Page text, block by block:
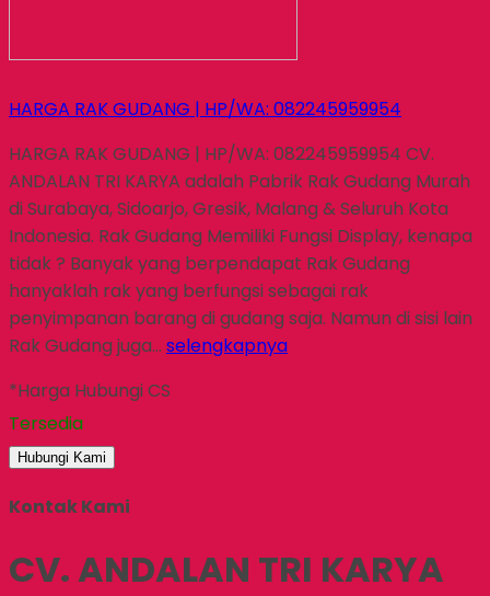
HARGA RAK GUDANG | HP/WA: 082245959954
HARGA RAK GUDANG | HP/WA: 082245959954 CV.
ANDALAN TRI KARYA adalah Pabrik Rak Gudang Murah
di Surabaya, Sidoarjo, Gresik, Malang & Seluruh Kota
Indonesia. Rak Gudang Memiliki Fungsi Display, kenapa
tidak ? Banyak yang berpendapat Rak Gudang
hanyaklah rak yang berfungsi sebagai rak
penyimpanan barang di gudang saja. Namun di sisi lain
Rak Gudang juga… selengkapnya
*Harga Hubungi CS
Tersedia
Hubungi Kami
Kontak Kami
CV. ANDALAN TRI KARYA